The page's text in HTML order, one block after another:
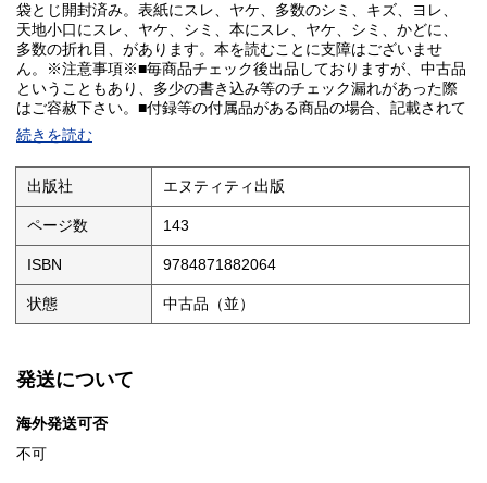
袋とじ開封済み。表紙にスレ、ヤケ、多数のシミ、キズ、ヨレ、
天地小口にスレ、ヤケ、シミ、本にスレ、ヤケ、シミ、かどに、
多数の折れ目、があります。本を読むことに支障はございませ
ん。※注意事項※■毎商品チェック後出品しておりますが、中古品
ということもあり、多少の書き込み等のチェック漏れがあった際
はご容赦下さい。■付録等の付属品がある商品の場合、記載されて
いない物は『付属なし』とご理解下さい。■併売販売をしているた
め、在庫切れの場合はキャンセルとなります。予めご了承くださ
い。
続きを読む
出版社 エヌティティ出版
ページ数 143
ISBN 9784871882064
状態 中古品（並）
発送について
海外発送可否
不可